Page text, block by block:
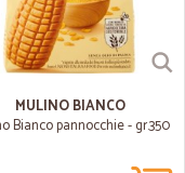
MULINO BIANCO
Bianco pannocchie - gr.350